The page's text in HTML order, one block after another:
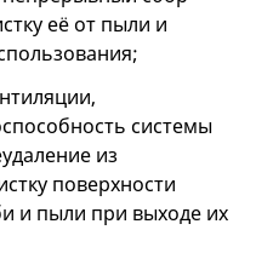
её от пыли и
системы
из
поверхности
и пыли при выходе их